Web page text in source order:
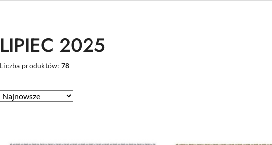
LIPIEC 2025
Liczba produktów:78
Zastosowano
Sortuj